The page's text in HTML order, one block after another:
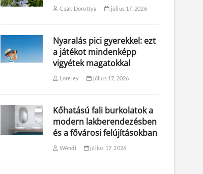
Csák Dorottya július 17, 2026
Nyaralás pici gyerekkel: ezt
a játékot mindenképp
vigyétek magatokkal
Loreley július 17, 2026
Kőhatású fali burkolatok a
modern lakberendezésben
és a fővárosi felújításokban
WAndi július 17, 2026